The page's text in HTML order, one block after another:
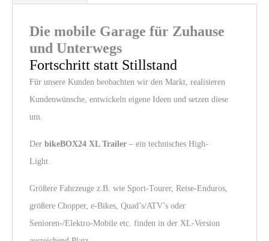
Die mobile Garage für Zuhause
und Unterwegs
Fortschritt statt Stillstand
Für unsere Kunden beobachten wir den Markt, realisieren
Kundenwünsche, entwickeln eigene Ideen und setzen diese
um.
Der bikeBOX24 XL Trailer – ein technisches High-
Light.
Größere Fahrzeuge z.B. wie Sport-Tourer, Reise-Enduros,
größere Chopper, e-Bikes, Quad’s/ATV’s oder
Senioren-/Elektro-Mobile etc. finden in der XL-Version